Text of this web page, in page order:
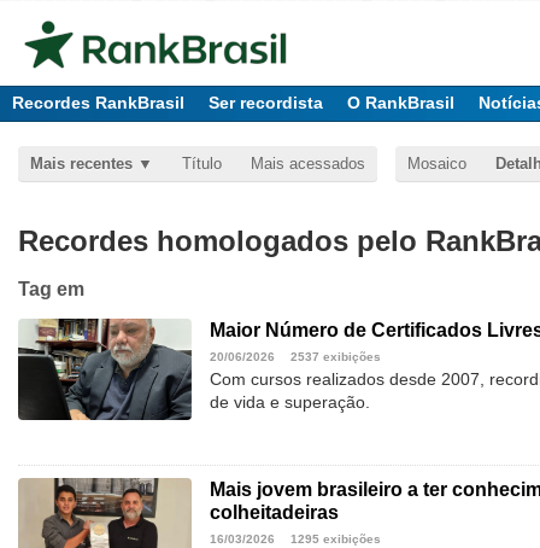
Recordes RankBrasil Ser recordista O RankBrasil
Mais recentes Título Mais acessados Mosaico
Recordes homologados pelo
Tag em
Maior Número de Certificados
20/06/2026 2537 exibições
Com cursos realizados desde 2007,
de vida e superação.
Mais jovem brasileiro a ter
colheitadeiras
16/03/2026 1295 exibições